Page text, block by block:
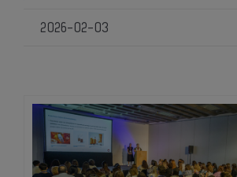
2026-02-03